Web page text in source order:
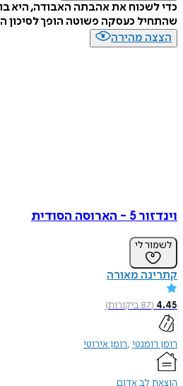
כדי לשכוח את אהבתה האבודה, היא
שהתחיל כעסקה פשוטה הופך לסיכון
הצצה מהירה
וינדזור 5 - הארוסה הסודית
לשמור לי
קתרינה מאורה
4.45
(
87ביקורות)
רומן רומנטי רומן אירוטי
הוצאת לב אדום